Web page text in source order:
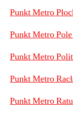
Punkt Metro
Punkt Metro
Punkt Metro
Punkt Metro
Punkt Metro